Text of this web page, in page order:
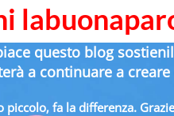
questo blog
a continuare a
fa la differenza.